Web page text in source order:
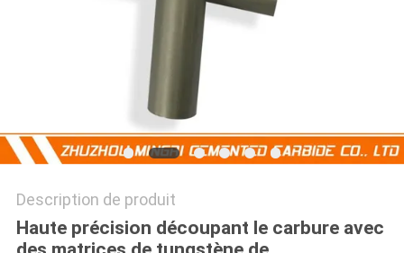
Description de produit
Haute précision découpant le carbure avec